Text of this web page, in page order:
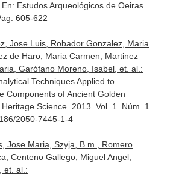
En: Estudos Arqueológicos de Oeiras.
605-622
Jose Luis, Robador Gonzalez, Maria
de Haro, Maria Carmen, Martinez
Garófano Moreno, Isabel, et. al.:
Techniques Applied to
Components of Ancient Golden
Heritage Science. 2013. Vol. 1. Núm. 1.
2050-7445-1-4
Jose Maria, Szyja, B.m., Romero
Centeno Gallego, Miguel Angel,
et. al.: